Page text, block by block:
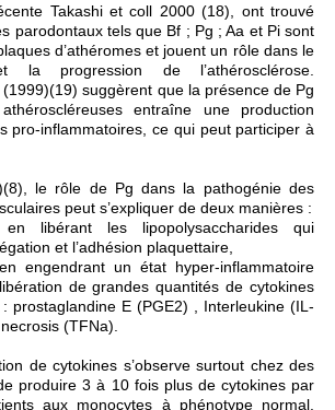
Takashi et coll 2000 (18), ont trouvé
parodontaux tels que Bf ; Pg ; Aa et Pi sont
d’athéromes et jouent un rôle dans le
la progression de l’athérosclérose.
suggèrent que la présence de Pg
entraîne une production
pro-inflammatoires, ce qui peut participer à
le rôle de Pg dans la pathogénie des
peut s’expliquer de deux manières :
libérant les lipopolysaccharides qui
et l’adhésion plaquettaire,
engendrant un état hyper-inflammatoire
de grandes quantités de cytokines
prostaglandine E (PGE2) , Interleukine (IL-
(TFNa).
de cytokines s’observe surtout chez des
produire 3 à 10 fois plus de cytokines par
aux monocytes à phénotype normal.